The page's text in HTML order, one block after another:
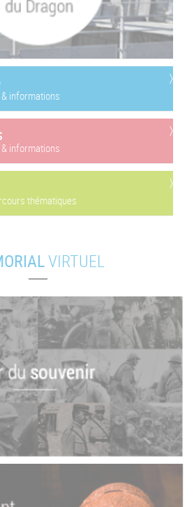
informations
informations
thématiques
VIRTUEL